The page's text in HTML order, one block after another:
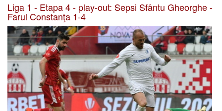
Liga 1 - Etapa 4 - play-out: Sepsi Sfântu Gheorghe -
Farul Constanţa 1-4